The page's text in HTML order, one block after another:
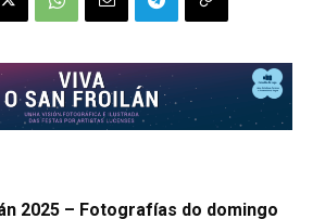
2025 – Fotografías do domingo